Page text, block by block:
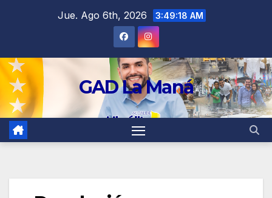
Jue. Ago 6th, 2026 3:49:18 AM
GAD La Maná